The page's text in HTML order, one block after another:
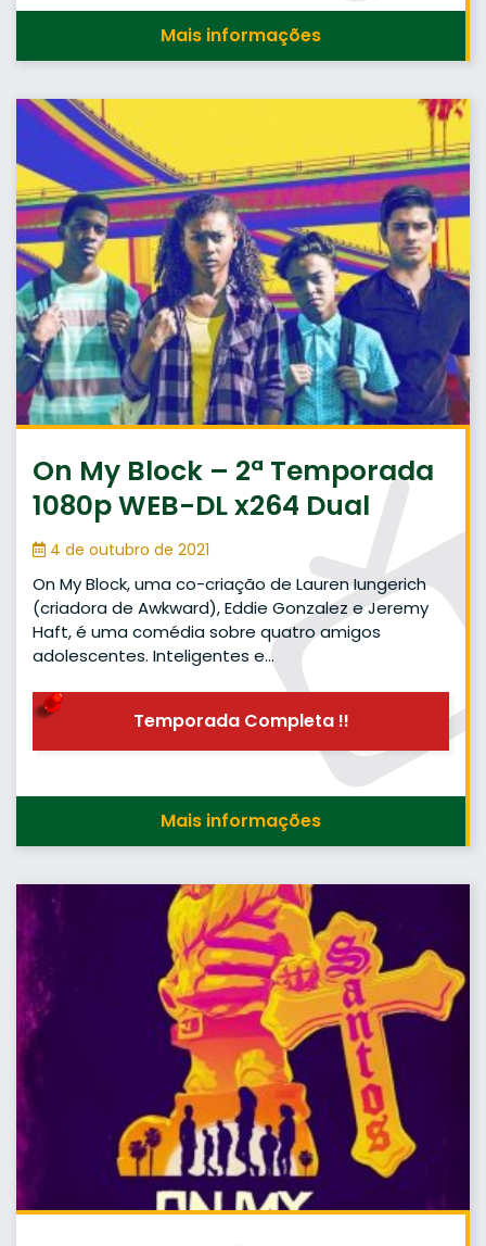
Mais informações
On My Block – 2ª Temporada
1080p WEB-DL x264 Dual
4 de outubro de 2021
On My Block, uma co-criação de Lauren Iungerich
(criadora de Awkward), Eddie Gonzalez e Jeremy
Haft, é uma comédia sobre quatro amigos
adolescentes. Inteligentes e…
Temporada Completa !!
Mais informações